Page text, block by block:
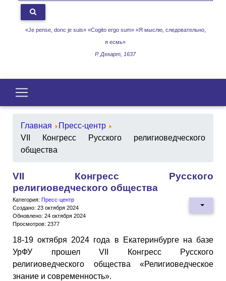
«Je pense, donc je suis» «Cogito ergo sum» «Я мыслю, следовательно,
я есмь»
Р. Декарт, 1637
Главная
Пресс-центр
VII Конгресс Русского религиоведческого
общества
VII Конгресс Русского
религиоведческого общества
Категория: Пресс-центр
Создано: 23 октября 2024
Обновлено: 24 октября 2024
Просмотров: 2377
18-19 октября 2024 года в Екатеринбурге на базе
УрФУ прошел VII Конгресс Русского
религиоведческого общества «Религиоведческое
знание и современность».